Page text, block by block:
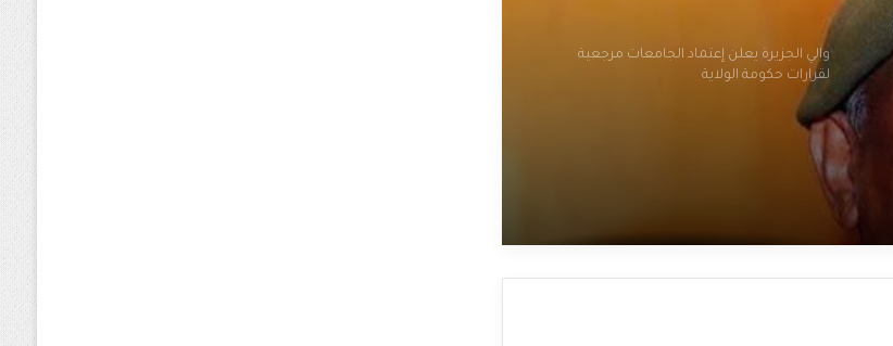
والي الجزيرة يعلن إعتماد الجامعات مرجعية
لقرارات حكومة الولاية